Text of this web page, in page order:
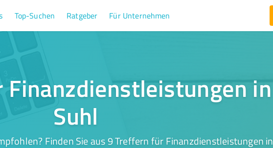
Top-Suchen Ratgeber Für Unternehmen
in
Suhl
Finden Sie aus 9 Treffern für Finanzdienstleistungen in